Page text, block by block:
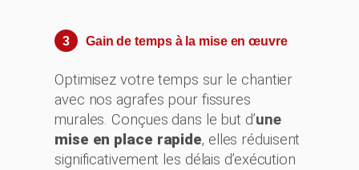
3 Gain de temps à la mise en œuvre
Optimisez votre temps sur le chantier
avec nos agrafes pour fissures
murales. Conçues dans le but d’une
mise en place rapide, elles réduisent
significativement les délais d’exécution